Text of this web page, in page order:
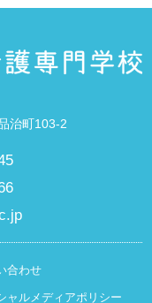
治町103-2
合わせ
ャルメディアポリシー